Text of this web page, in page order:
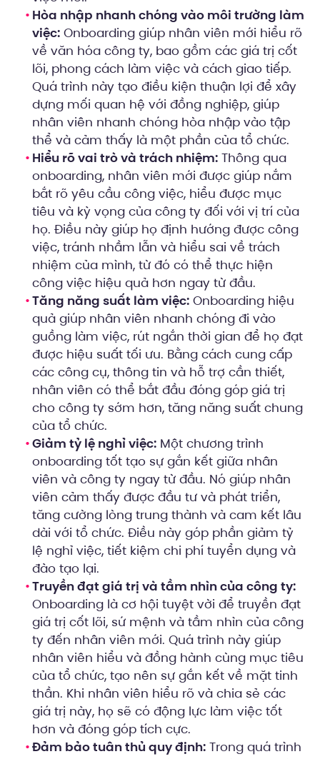
Hòa nhập nhanh chóng vào môi trường làm
việc: Onboarding giúp nhân viên mới hiểu rõ
về văn hóa công ty, bao gồm các giá trị cốt
lõi, phong cách làm việc và cách giao tiếp.
Quá trình này tạo điều kiện thuận lợi để xây
dựng mối quan hệ với đồng nghiệp, giúp
nhân viên nhanh chóng hòa nhập vào tập
thể và cảm thấy là một phần của tổ chức.
Hiểu rõ vai trò và trách nhiệm: Thông qua
onboarding, nhân viên mới được giúp nắm
bắt rõ yêu cầu công việc, hiểu được mục
tiêu và kỳ vọng của công ty đối với vị trí của
họ. Điều này giúp họ định hướng được công
việc, tránh nhầm lẫn và hiểu sai về trách
nhiệm của mình, từ đó có thể thực hiện
công việc hiệu quả hơn ngay từ đầu.
Tăng năng suất làm việc: Onboarding hiệu
quả giúp nhân viên nhanh chóng đi vào
guồng làm việc, rút ngắn thời gian để họ đạt
được hiệu suất tối ưu. Bằng cách cung cấp
các công cụ, thông tin và hỗ trợ cần thiết,
nhân viên có thể bắt đầu đóng góp giá trị
cho công ty sớm hơn, tăng năng suất chung
của tổ chức.
Giảm tỷ lệ nghỉ việc: Một chương trình
onboarding tốt tạo sự gắn kết giữa nhân
viên và công ty ngay từ đầu. Nó giúp nhân
viên cảm thấy được đầu tư và phát triển,
tăng cường lòng trung thành và cam kết lâu
dài với tổ chức. Điều này góp phần giảm tỷ
lệ nghỉ việc, tiết kiệm chi phí tuyển dụng và
đào tạo lại.
Truyền đạt giá trị và tầm nhìn của công ty:
Onboarding là cơ hội tuyệt vời để truyền đạt
giá trị cốt lõi, sứ mệnh và tầm nhìn của công
ty đến nhân viên mới. Quá trình này giúp
nhân viên hiểu và đồng hành cùng mục tiêu
của tổ chức, tạo nên sự gắn kết về mặt tinh
thần. Khi nhân viên hiểu rõ và chia sẻ các
giá trị này, họ sẽ có động lực làm việc tốt
hơn và đóng góp tích cực.
Đảm bảo tuân thủ quy định: Trong quá trình